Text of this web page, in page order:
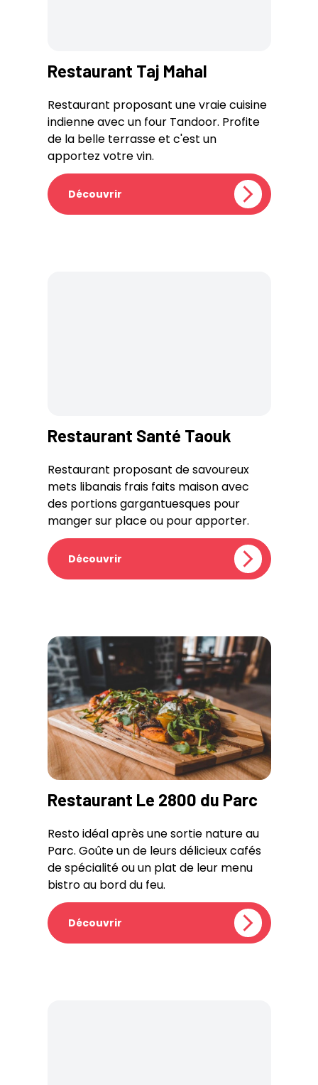
Restaurant Taj Mahal
Restaurant proposant une vraie cuisine
indienne avec un four Tandoor. Profite
de la belle terrasse et c'est un
apportez votre vin.
Découvrir
Restaurant Santé Taouk
Restaurant proposant de savoureux
mets libanais frais faits maison avec
des portions gargantuesques pour
manger sur place ou pour apporter.
Découvrir
Restaurant Le 2800 du Parc
Resto idéal après une sortie nature au
Parc. Goûte un de leurs délicieux cafés
de spécialité ou un plat de leur menu
bistro au bord du feu.
Découvrir